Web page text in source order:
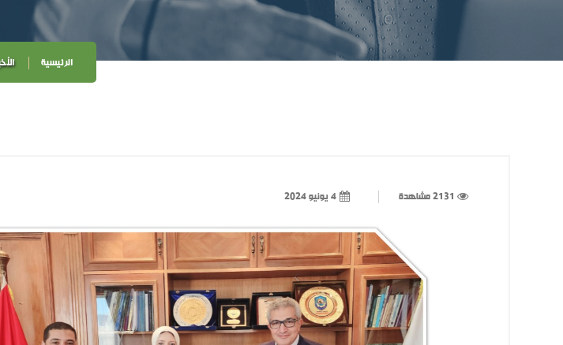
الرئيسية
2131 مشاهدة 4 يونيو 2024